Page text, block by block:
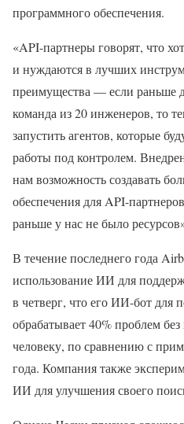
программного обеспечения.
«API-партнеры говорят, что
и нуждаются в лучших
преимущества — если раньше
команда из 20 инженеров, то
запустить агентов, которые
работы под контролем.
нам возможность создавать
обеспечения для API-
раньше у нас не было
В течение последнего года
использование ИИ для
в четверг, что его ИИ-бот для
обрабатывает 40% проблем
человеку, по сравнению с
года. Компания также
ИИ для улучшения своего